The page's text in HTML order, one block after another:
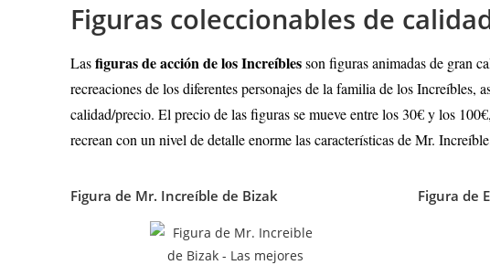
Figuras coleccionables de
Lasfiguras de acción de los Increíblesson figuras animadas de gran
recreaciones de los diferentes personajes de la familia de los
calidad/precio. El precio de las figuras se mueve entre los 30€ y los
recrean con un nivel de detalle enorme las características de Mr.
Figura de Mr. Increíble de Bizak Figura de